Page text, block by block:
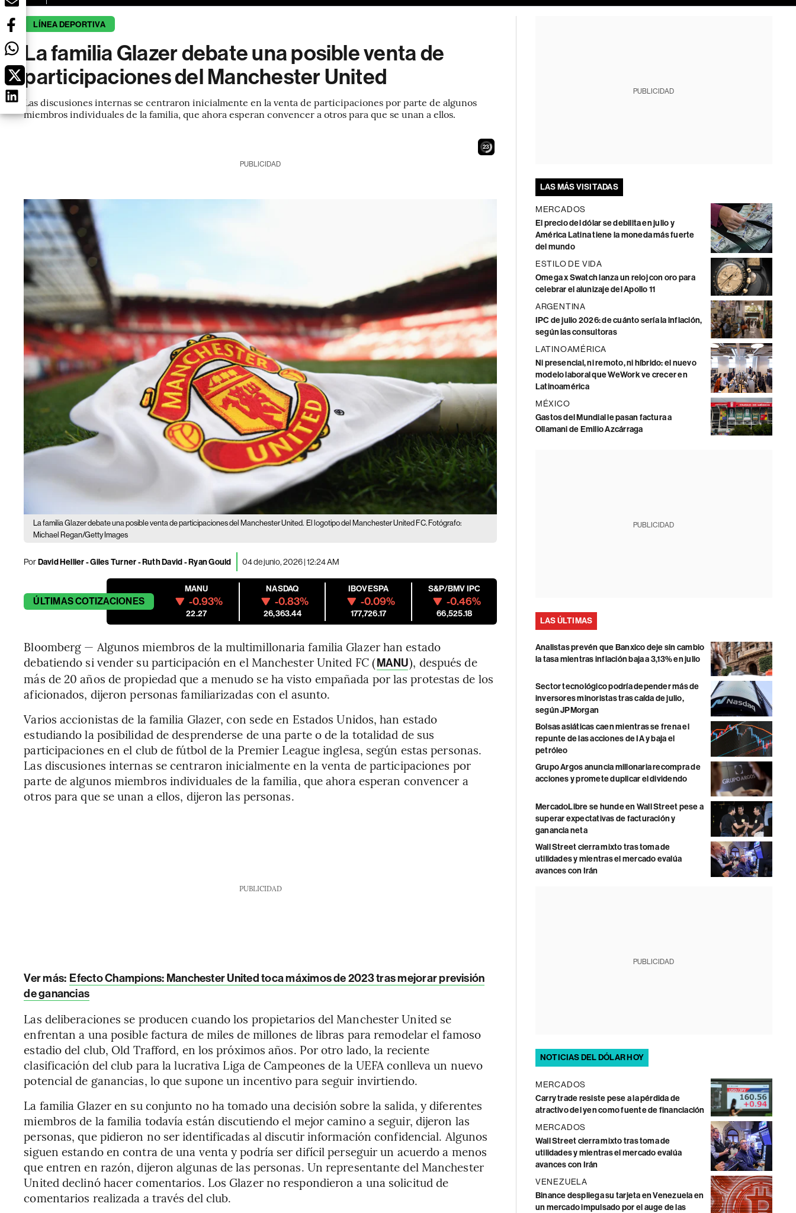
LÍNEA DEPORTIVA
La familia Glazer debate una posible venta de
participaciones del Manchester United
Las discusiones internas se centraron inicialmente en la venta de participaciones por parte de algunos
miembros individuales de la familia, que ahora esperan convencer a otros para que se unan a ellos.
22
PUBLICIDAD
La familia Glazer debate una posible venta de participaciones del Manchester United. El logotipo del Manchester United FC. Fotógrafo:
Michael Regan/Getty Images
PorDavid Hellier - Giles Turner - Ruth David - Ryan Gould 04 de junio, 2026 | 12:24 AM
ÚLTIMASCOTIZACIONES
MANU
-0.93%
22.27
NASDAQ
-0.83%
26,363.44
IBOVESPA
-0.09%
177,726.17
S&P/BMV IPC
-0.46%
66,525.18
Bloomberg — Algunos miembros de la multimillonaria familia Glazer han estado
debatiendo si vender su participación en el Manchester United FC (MANU), después de
más de 20 años de propiedad que a menudo se ha visto empañada por las protestas de los
aficionados, dijeron personas familiarizadas con el asunto.
Varios accionistas de la familia Glazer, con sede en Estados Unidos, han estado
estudiando la posibilidad de desprenderse de una parte o de la totalidad de sus
participaciones en el club de fútbol de la Premier League inglesa, según estas personas.
Las discusiones internas se centraron inicialmente en la venta de participaciones por
parte de algunos miembros individuales de la familia, que ahora esperan convencer a
otros para que se unan a ellos, dijeron las personas.
PUBLICIDAD
Ver más: Efecto Champions: Manchester United toca máximos de 2023 tras mejorar previsión
de ganancias
Las deliberaciones se producen cuando los propietarios del Manchester United se
enfrentan a una posible factura de miles de millones de libras para remodelar el famoso
estadio del club, Old Trafford, en los próximos años. Por otro lado, la reciente
clasificación del club para la lucrativa Liga de Campeones de la UEFA conlleva un nuevo
potencial de ganancias, lo que supone un incentivo para seguir invirtiendo.
La familia Glazer en su conjunto no ha tomado una decisión sobre la salida, y diferentes
miembros de la familia todavía están discutiendo el mejor camino a seguir, dijeron las
personas, que pidieron no ser identificadas al discutir información confidencial. Algunos
siguen estando en contra de una venta y podría ser difícil perseguir un acuerdo a menos
que entren en razón, dijeron algunas de las personas. Un representante del Manchester
United declinó hacer comentarios. Los Glazer no respondieron a una solicitud de
comentarios realizada a través del club.
PUBLICIDAD
LAS MÁS VISITADAS
MERCADOS
El precio del dólar se debilita en julio y
América Latina tiene la moneda más fuerte
del mundo
ESTILO DE VIDA
Omega x Swatch lanza un reloj con oro para
celebrar el alunizaje del Apollo 11
ARGENTINA
IPC de julio 2026: de cuánto sería la inflación,
según las consultoras
LATINOAMÉRICA
Ni presencial, ni remoto, ni híbrido: el nuevo
modelo laboral que WeWork ve crecer en
Latinoamérica
MÉXICO
Gastos del Mundial le pasan factura a
Ollamani de Emilio Azcárraga
PUBLICIDAD
LAS ÚLTIMAS
Analistas prevén que Banxico deje sin cambio
la tasa mientras inflación baja a 3,13% en julio
Sector tecnológico podría depender más de
inversores minoristas tras caída de julio,
según JPMorgan
Bolsas asiáticas caen mientras se frena el
repunte de las acciones de IA y baja el
petróleo
Grupo Argos anuncia millonaria recompra de
acciones y promete duplicar el dividendo
MercadoLibre se hunde en Wall Street pese a
superar expectativas de facturación y
ganancia neta
Wall Street cierra mixto tras toma de
utilidades y mientras el mercado evalúa
avances con Irán
PUBLICIDAD
NOTICIAS DEL DÓLAR HOY
MERCADOS
Carry trade resiste pese a la pérdida de
atractivo del yen como fuente de financiación
MERCADOS
Wall Street cierra mixto tras toma de
utilidades y mientras el mercado evalúa
avances con Irán
VENEZUELA
Binance despliega su tarjeta en Venezuela en
un mercado impulsado por el auge de las